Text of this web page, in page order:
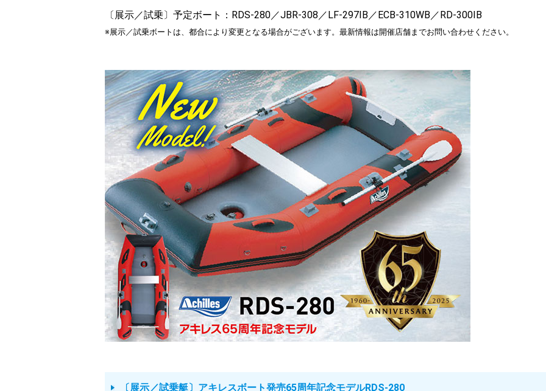
〔展示／試乗〕予定ボート：RDS-280／JBR-308／LF-297IB／ECB-310WB／RD-300IB
※展示／試乗ボートは、都合により変更となる場合がございます。最新情報は開催店舗までお問い合わせください。
〔展示／試乗艇〕アキレスボート発売65周年記念モデルRDS-280